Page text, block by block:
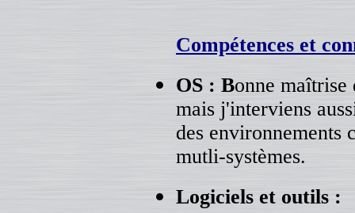
Compétences et
OS : Bonne
mais j'interviens
des
mutli-systèmes.
Logiciels et outils :